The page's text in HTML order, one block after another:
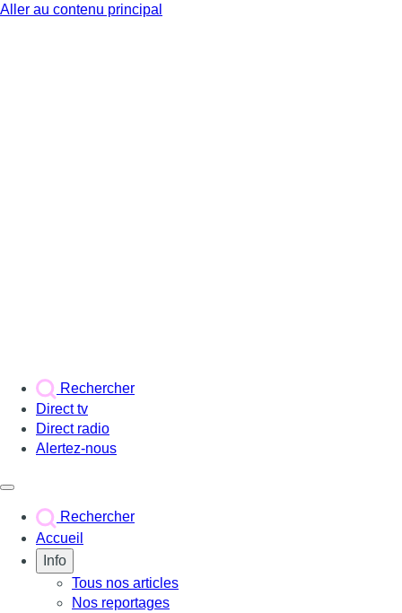
Aller au contenu principal
Rechercher
Direct tv
Direct radio
Alertez-nous
Rechercher
Accueil
Info
Tous nos articles
Nos reportages